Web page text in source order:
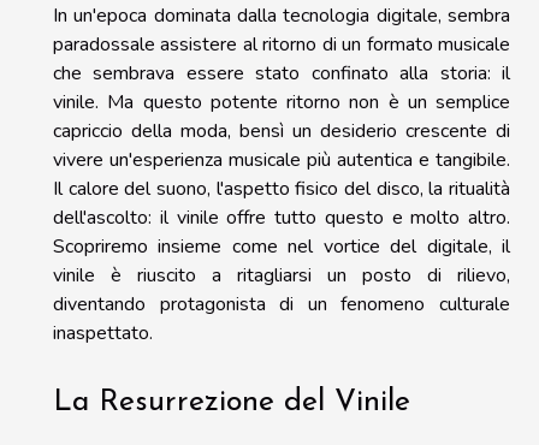
In un'epoca dominata dalla tecnologia digitale, sembra
paradossale assistere al ritorno di un formato musicale
che sembrava essere stato confinato alla storia: il
vinile. Ma questo potente ritorno non è un semplice
capriccio della moda, bensì un desiderio crescente di
vivere un'esperienza musicale più autentica e tangibile.
Il calore del suono, l'aspetto fisico del disco, la ritualità
dell'ascolto: il vinile offre tutto questo e molto altro.
Scopriremo insieme come nel vortice del digitale, il
vinile è riuscito a ritagliarsi un posto di rilievo,
diventando protagonista di un fenomeno culturale
inaspettato.
La Resurrezione del Vinile